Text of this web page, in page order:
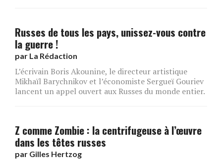
Russes de tous les pays, unissez-vous contre
la guerre !
par La Rédaction
L’écrivain Boris Akounine, le directeur artistique
Mikhaïl Barychnikov et l’économiste Sergueï Gouriev
lancent un appel ouvert aux Russes du monde entier.
Z comme Zombie : la centrifugeuse à l’œuvre
dans les têtes russes
par Gilles Hertzog